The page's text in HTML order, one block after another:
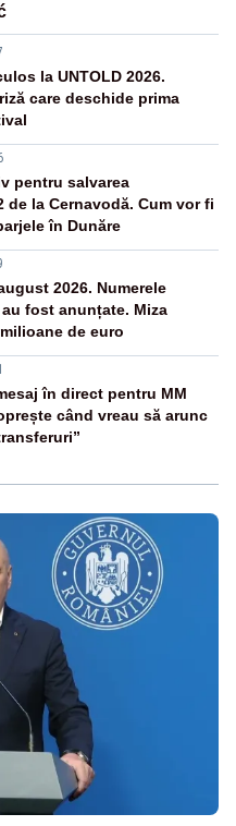
la UNTOLD 2026.
care deschide prima
pentru salvarea
de la Cernavodă. Cum vor fi
în Dunăre
2026. Numerele
fost anunțate. Miza
de euro
în direct pentru MM
când vreau să arunc